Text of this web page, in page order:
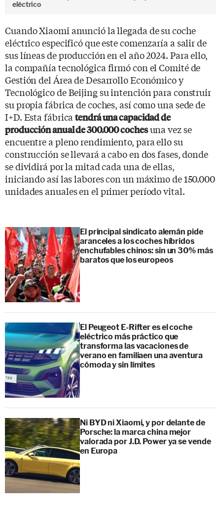
eléctrico
Cuando Xiaomi anunció la llegada de su coche
eléctrico especificó que este comenzaría a salir de
sus líneas de producción en el año 2024. Para ello,
la compañía tecnológica firmó con el Comité de
Gestión del Área de Desarrollo Económico y
Tecnológico de Beijing su intención para construir
su propia fábrica de coches, así como una sede de
I+D. Esta fábricatendrá una capacidad de
producción anual de 300.000 cochesuna vez se
encuentre a pleno rendimiento, para ello su
construcción se llevará a cabo en dos fases, donde
se dividirá por la mitad cada una de ellas,
iniciando así las labores con un máximo de 150.000
unidades anuales en el primer período vital.
El principal sindicato alemán pide
aranceles a los coches híbridos
enchufables chinos: sin un 30% más
baratos que los europeos
El Peugeot E-Rifter es el coche
eléctrico más práctico que
transforma las vacaciones de
verano en familiaen una aventura
cómoda y sin límites
Ni BYD ni Xiaomi, y por delante de
Porsche: la marca china mejor
valorada por J.D. Power ya se vende
en Europa